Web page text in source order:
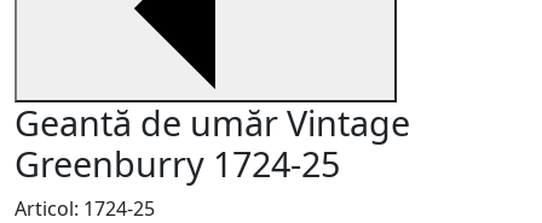
Geantă de umăr Vintage
Greenburry 1724-25
Articol: 1724-25